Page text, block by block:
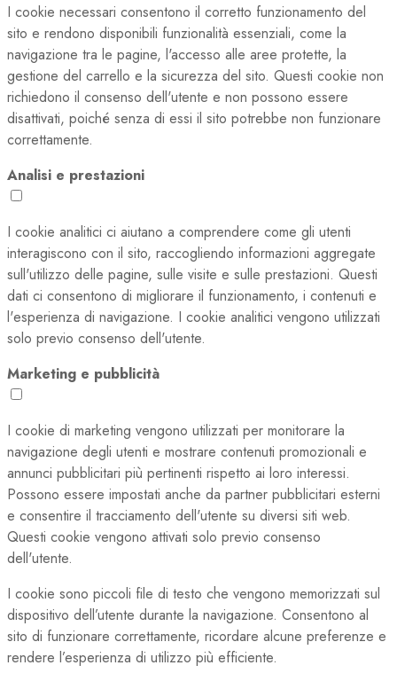
I cookie necessari consentono il corretto funzionamento del
sito e rendono disponibili funzionalità essenziali, come la
navigazione tra le pagine, l'accesso alle aree protette, la
gestione del carrello e la sicurezza del sito. Questi cookie non
richiedono il consenso dell'utente e non possono essere
disattivati, poiché senza di essi il sito potrebbe non funzionare
correttamente.
Analisi e prestazioni
I cookie analitici ci aiutano a comprendere come gli utenti
interagiscono con il sito, raccogliendo informazioni aggregate
sull'utilizzo delle pagine, sulle visite e sulle prestazioni. Questi
dati ci consentono di migliorare il funzionamento, i contenuti e
l'esperienza di navigazione. I cookie analitici vengono utilizzati
solo previo consenso dell'utente.
Marketing e pubblicità
I cookie di marketing vengono utilizzati per monitorare la
navigazione degli utenti e mostrare contenuti promozionali e
annunci pubblicitari più pertinenti rispetto ai loro interessi.
Possono essere impostati anche da partner pubblicitari esterni
e consentire il tracciamento dell'utente su diversi siti web.
Questi cookie vengono attivati solo previo consenso
dell'utente.
I cookie sono piccoli file di testo che vengono memorizzati sul
dispositivo dell’utente durante la navigazione. Consentono al
sito di funzionare correttamente, ricordare alcune preferenze e
rendere l’esperienza di utilizzo più efficiente.